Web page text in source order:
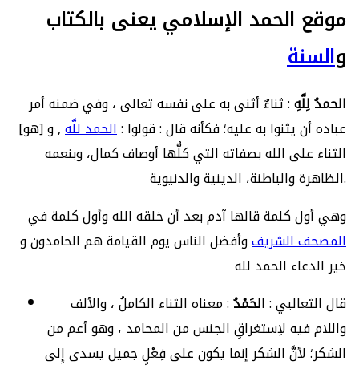
موقع الحمد الإسلامي يعنى بالكتاب
والسنة
الحمدُ لِلَّهِ: ثناءٌ أثنى به على نفسه تعالى ، وفي ضمنه أمر
عباده أن يثنوا به عليه؛ فكأنه قال : قولوا :الحمد للَّه, و [هو]
الثناء على الله بصفاته التي كلُّها أوصاف كمال، وبنعمه
الظاهرة والباطنة، الدينية والدنيوية.
وهي أول كلمة قالها آدم بعد أن خلقه الله وأول كلمة في
المصحف الشريفوأفضل الناس يوم القيامة هم الحامدون و
خير الدعاء الحمد لله
قال الثعالبي :الحَمْدُ: معناه الثناء الكاملُ ، والألف
واللام فيه لاِستغراقِ الجنس من المحامد ، وهو أعم من
الشكر؛ لأنَّ الشكر إنما يكون على فِعْلٍ جميل يسدى إِلى